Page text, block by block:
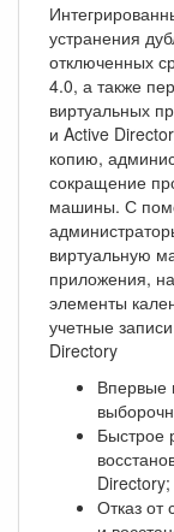
устранения
отключенных
4.0, а также
виртуальных
и Active
копию,
сокращение
машины. С
виртуальную
приложения,
элементы
учетные
Directory
Впервые
Быстрое
Directory;
Отказ от